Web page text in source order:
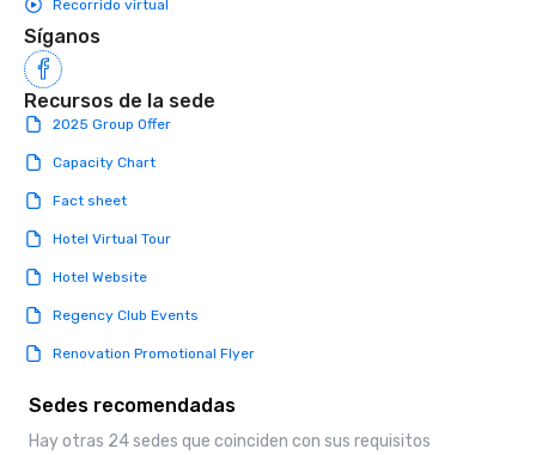
For added ease, we
Recorrido virtual
Síganos
Recursos de la sede
2025 Group Offer
Capacity Chart
Fact sheet
Hotel Virtual Tour
Hotel Website
Regency Club Events
Renovation Promotional Flyer
Sedes recomendadas
Hay otras 24 sedes que coinciden con sus requisitos